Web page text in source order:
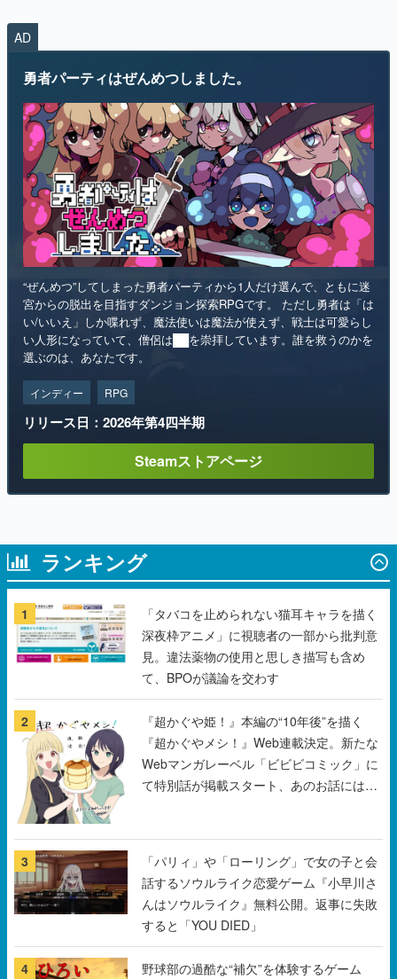
AD
勇者パーティはぜんめつしました。
“ぜんめつ”してしまった勇者パーティから1人だけ選んで、ともに迷
宮からの脱出を目指すダンジョン探索RPGです。 ただし勇者は「は
い/いいえ」しか喋れず、魔法使いは魔法が使えず、戦士は可愛らし
い人形になっていて、僧侶は██を崇拝しています。誰を救うのかを
選ぶのは、あなたです。
インディー RPG
リリース日：2026年第4四半期
Steamストアページ
ランキング
1
「タバコを止められない猫耳キャラを描く
深夜枠アニメ」に視聴者の一部から批判意
見。違法薬物の使用と思しき描写も含め
て、BPOが議論を交わす
2
『超かぐや姫！』本編の“10年後”を描く
『超かぐやメシ！』Web連載決定。新たな
Webマンガレーベル「ビビビコミック」に
て特別話が掲載スタート、あのお話には…
3
「パリィ」や「ローリング」で女の子と会
話するソウルライク恋愛ゲーム『小早川さ
んはソウルライク』無料公開。返事に失敗
すると「YOU DIED」
4
野球部の過酷な“補欠”を体験するゲーム